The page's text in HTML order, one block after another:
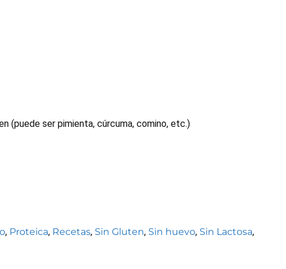
(puede ser pimienta, cúrcuma, comino, etc.)
, Proteica, Recetas, Sin Gluten, Sin huevo, Sin Lactosa,